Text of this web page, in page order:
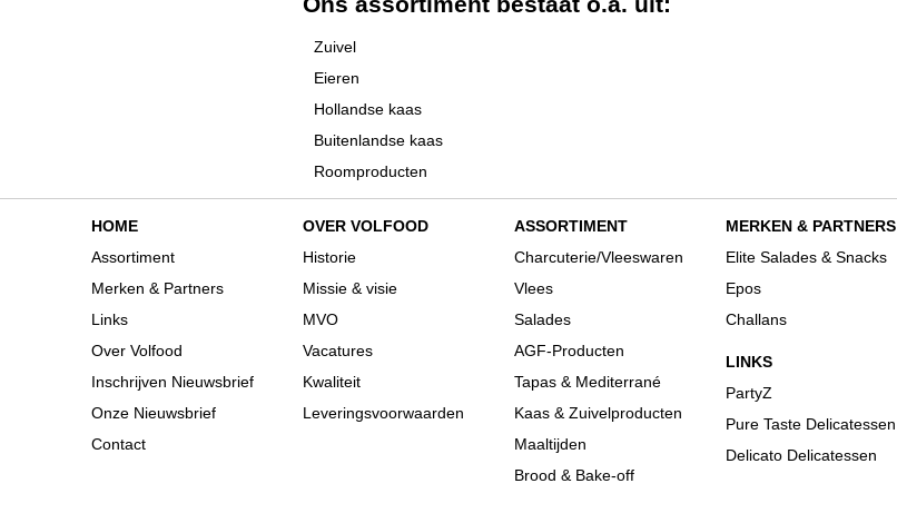
Zuivel
Eieren
Hollandse kaas
Buitenlandse kaas
Roomproducten
HOME
Assortiment
Merken & Partners
Links
Over Volfood
Inschrijven Nieuwsbrief
Onze Nieuwsbrief
Contact
OVER VOLFOOD
Historie
Missie & visie
MVO
Vacatures
Kwaliteit
Leveringsvoorwaarden
ASSORTIMENT
Charcuterie/Vleeswaren
Vlees
Salades
AGF-Producten
Tapas & Mediterrané
Kaas & Zuivelproducten
Maaltijden
Brood & Bake-off
MERKEN & PARTNERS
Elite Salades & Snacks
Epos
Challans
LINKS
PartyZ
Pure Taste Delicatessen
Delicato Delicatessen